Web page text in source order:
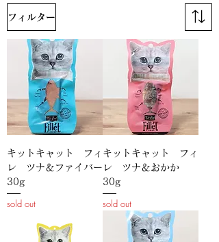
フィルター
キットキャット フィ
レ ツナ＆ファイバー
30g
sold out
キットキャット フィ
レ ツナ＆おかか
30g
sold out